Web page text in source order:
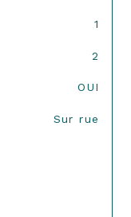
1
2
OUI
Sur rue